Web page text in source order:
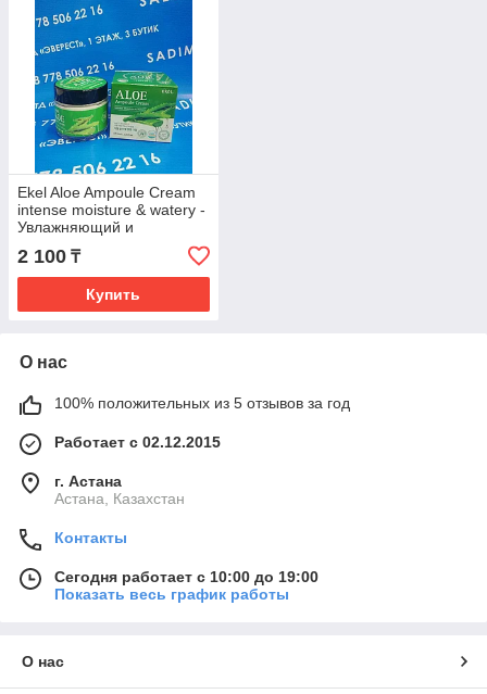
Ekel Aloe Ampoule Cream
intense moisture & watery -
Увлажняющий и
успокаивающий крем с
экстрактом алоэ
2 100 ₸
Купить
О нас
100% положительных из 5 отзывов за год
Работает с 02.12.2015
г. Астана
Астана, Казахстан
Контакты
Сегодня работает с 10:00 до 19:00
Показать весь график работы
О нас